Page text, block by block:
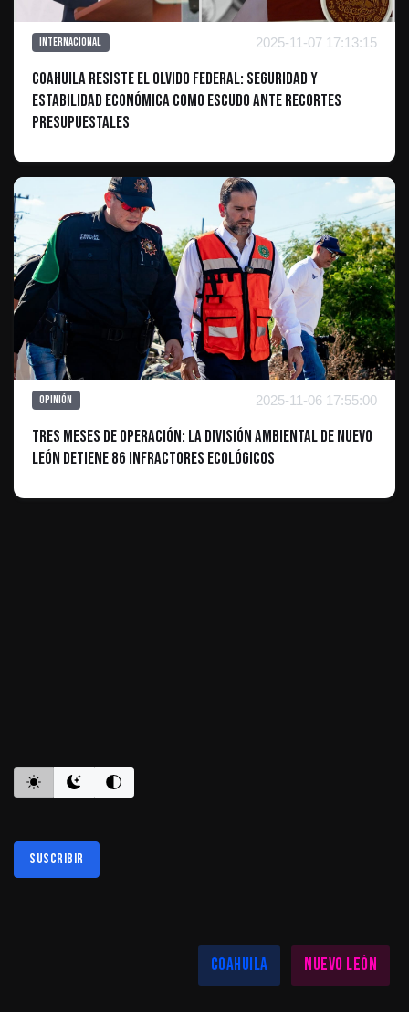
Internacional 2025-11-07 17:13:15
Coahuila resiste el olvido federal: Seguridad y
estabilidad económica como escudo ante recortes
presupuestales
Opinión 2025-11-06 17:55:00
Tres Meses de Operación: La División Ambiental de Nuevo
León Detiene 86 Infractores Ecológicos
Suscribir
Coahuila
Nuevo León